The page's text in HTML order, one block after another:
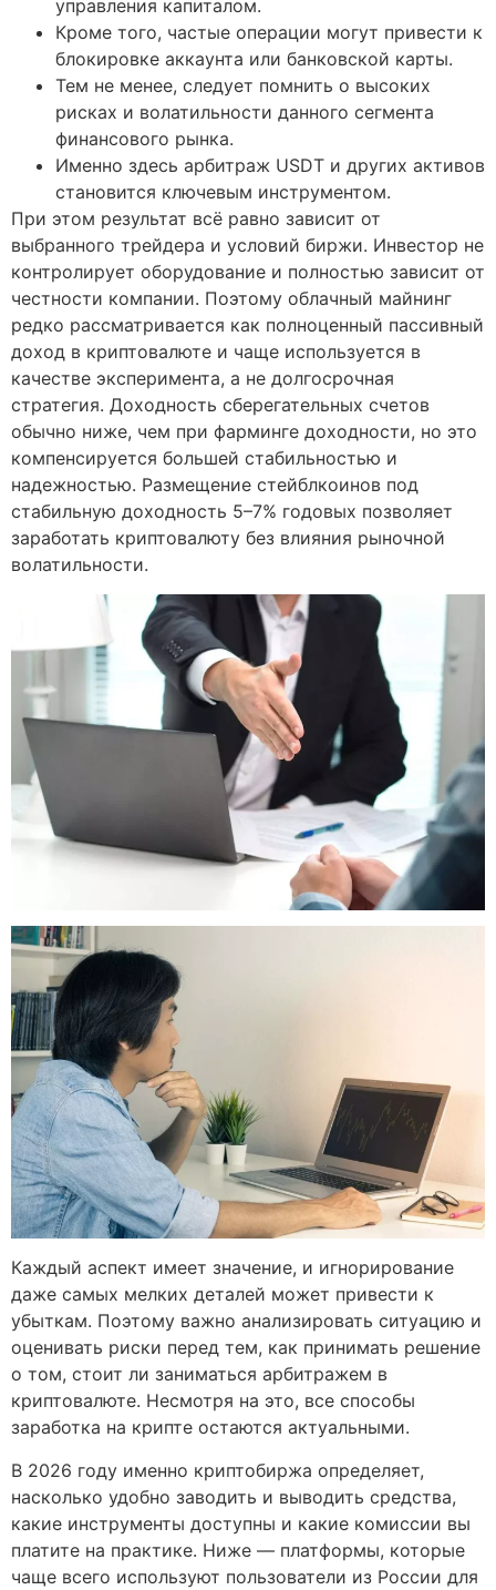
управления капиталом.
Кроме того, частые операции могут привести к
блокировке аккаунта или банковской карты.
Тем не менее, следует помнить о высоких
рисках и волатильности данного сегмента
финансового рынка.
Именно здесь арбитраж USDT и других активов
становится ключевым инструментом.
При этом результат всё равно зависит от
выбранного трейдера и условий биржи. Инвестор не
контролирует оборудование и полностью зависит от
честности компании. Поэтому облачный майнинг
редко рассматривается как полноценный пассивный
доход в криптовалюте и чаще используется в
качестве эксперимента, а не долгосрочная
стратегия. Доходность сберегательных счетов
обычно ниже, чем при фарминге доходности, но это
компенсируется большей стабильностью и
надежностью. Размещение стейблкоинов под
стабильную доходность 5–7% годовых позволяет
заработать криптовалюту без влияния рыночной
волатильности.
Каждый аспект имеет значение, и игнорирование
даже самых мелких деталей может привести к
убыткам. Поэтому важно анализировать ситуацию и
оценивать риски перед тем, как принимать решение
о том, стоит ли заниматься арбитражем в
криптовалюте. Несмотря на это, все способы
заработка на крипте остаются актуальными.
В 2026 году именно криптобиржа определяет,
насколько удобно заводить и выводить средства,
какие инструменты доступны и какие комиссии вы
платите на практике. Ниже — платформы, которые
чаще всего используют пользователи из России для